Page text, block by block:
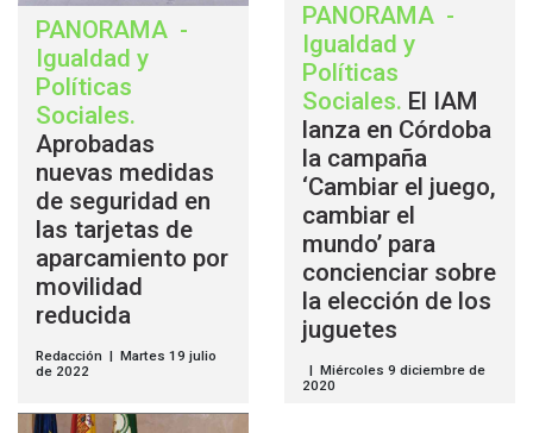
PANORAMA -
Igualdad y
Políticas
Sociales.
Aprobadas
nuevas medidas
de seguridad en
las tarjetas de
aparcamiento por
movilidad
reducida
Redacción | Martes 19 julio
de 2022
PANORAMA -
Igualdad y
Políticas
Sociales. El IAM
lanza en Córdoba
la campaña
‘Cambiar el juego,
cambiar el
mundo’ para
concienciar sobre
la elección de los
juguetes
| Miércoles 9 diciembre de
2020